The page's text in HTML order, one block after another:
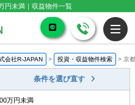
円未満｜収益物件一覧
会社R-JAPAN > 投資・収益物件検索 > 京
条件を選び直す
万円未満